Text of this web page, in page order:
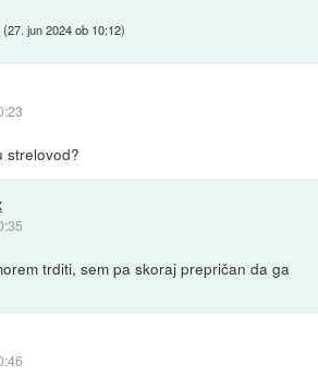
(27. jun 2024 ob 10:12)
strelovod?
trditi, sem pa skoraj prepričan da ga